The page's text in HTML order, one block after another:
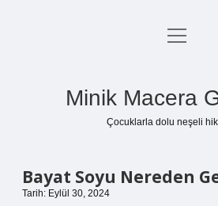
Anasayfa
menüyü
Minik Macera
Çocuklarla dolu neşeli
Bayat Soyu Nereden
Tarih: Eylül 30, 2024